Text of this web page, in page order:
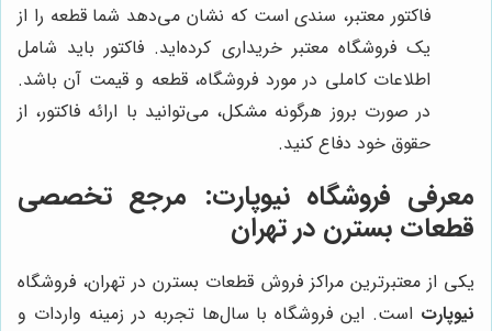
فاکتور معتبر، سندی است که نشان می‌دهد شما قطعه را از
یک فروشگاه معتبر خریداری کرده‌اید. فاکتور باید شامل
اطلاعات کاملی در مورد فروشگاه، قطعه و قیمت آن باشد.
در صورت بروز هرگونه مشکل، می‌توانید با ارائه فاکتور، از
حقوق خود دفاع کنید.
معرفی فروشگاه نیوپارت: مرجع تخصصی
قطعات بسترن در تهران
یکی از معتبرترین مراکز فروش قطعات بسترن در تهران، فروشگاه
نیوپارت است. این فروشگاه با سال‌ها تجربه در زمینه واردات و